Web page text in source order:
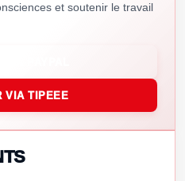
et soutenir le travail
VIA TIPEEE